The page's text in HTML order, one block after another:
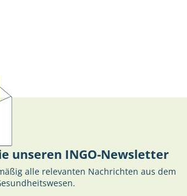
unseren INGO-Newsletter
alle relevanten Nachrichten aus dem